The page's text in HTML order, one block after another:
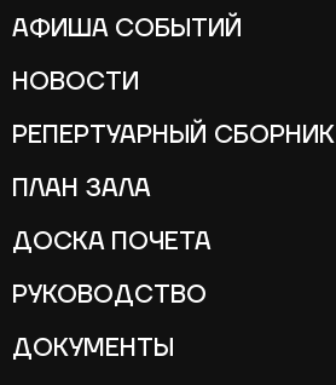
АФИША СОБЫТИЙ
НОВОСТИ
РЕПЕРТУАРНЫЙ СБОРНИК
ПЛАН ЗАЛА
ДОСКА ПОЧЕТА
РУКОВОДСТВО
ДОКУМЕНТЫ